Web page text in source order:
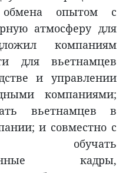
обмена опытом с
атмосферу для
компаниям
для вьетнамцев
и управлении
компаниями;
вьетнамцев в
и совместно с
обучать
кадры,